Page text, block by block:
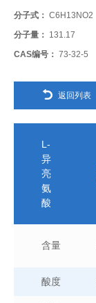
分子式： C6H13NO2
分子量： 131.17
CAS编号： 73-32-5
返回列表
L-
异
亮
氨
酸
含量
酸度